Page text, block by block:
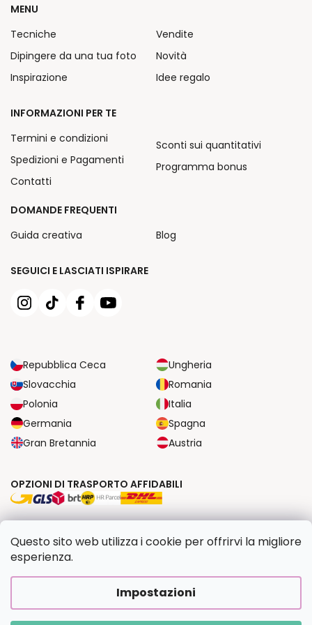
Questo sito web utilizza i cookie per offrirvi la migliore
esperienza.
Impostazioni
SEGUICI E LASCIATI ISPIRARE
Repubblica Ceca
Ungheria
Slovacchia
Romania
Polonia
Italia
Germania
Spagna
Gran Bretannia
Austria
MENU
Tecniche
Dipingere da una tua foto
Inspirazione
Vendite
Novità
Idee regalo
INFORMAZIONI PER TE
Termini e condizioni
Spedizioni e Pagamenti
Contatti
Sconti sui quantitativi
Programma bonus
DOMANDE FREQUENTI
Guida creativa
Blog
OPZIONI DI TRASPORTO AFFIDABILI
Creato da Shoptet Premium|UpraviloFV STUDIO
Copyright 2026Dipingilo.it. Tutti i diritti riservati.